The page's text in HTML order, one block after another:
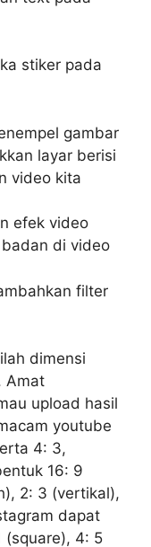
stiker pada
gambar
layar berisi
video kita
efek video
di video
filter
dimensi
Amat
upload hasil
youtube
4: 3,
16: 9
2: 3 (vertikal),
dapat
(square), 4: 5